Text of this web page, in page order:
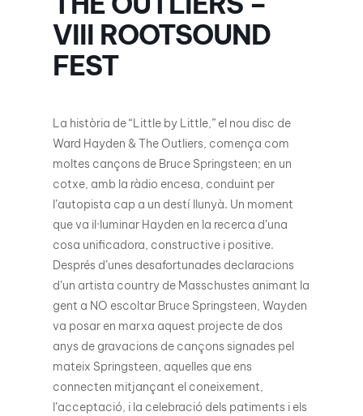
VIII ROOTSOUND
FEST
La història de “Little by Little,” el nou disc de
Ward Hayden & The Outliers, comença com
moltes cançons de Bruce Springsteen; en un
cotxe, amb la ràdio encesa, conduint per
l’autopista cap a un destí llunyà. Un moment
que va il·luminar Hayden en la recerca d’una
cosa unificadora, constructive i positive.
Després d’unes desafortunades declaracions
d’un artista country de Masschustes animant la
gent a NO escoltar Bruce Springsteen, Wayden
va posar en marxa aquest projecte de dos
anys de gravacions de cançons signades pel
mateix Springsteen, aquelles que ens
connecten mitjançant el coneixement,
l’acceptació, i la celebració dels patiments i els